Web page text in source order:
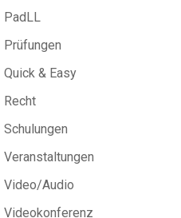
PadLL
Prüfungen
Quick & Easy
Recht
Schulungen
Veranstaltungen
Video/Audio
Videokonferenz